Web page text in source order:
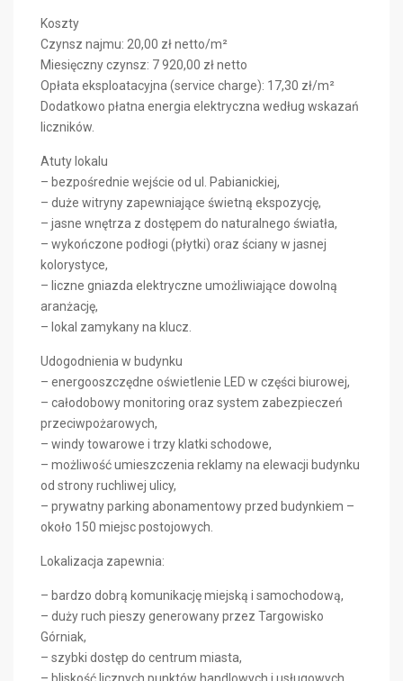
Koszty
Czynsz najmu: 20,00 zł netto/m²
Miesięczny czynsz: 7 920,00 zł netto
Opłata eksploatacyjna (service charge): 17,30 zł/m²
Dodatkowo płatna energia elektryczna według wskazań
liczników.
Atuty lokalu
– bezpośrednie wejście od ul. Pabianickiej,
– duże witryny zapewniające świetną ekspozycję,
– jasne wnętrza z dostępem do naturalnego światła,
– wykończone podłogi (płytki) oraz ściany w jasnej
kolorystyce,
– liczne gniazda elektryczne umożliwiające dowolną
aranżację,
– lokal zamykany na klucz.
Udogodnienia w budynku
– energooszczędne oświetlenie LED w części biurowej,
– całodobowy monitoring oraz system zabezpieczeń
przeciwpożarowych,
– windy towarowe i trzy klatki schodowe,
– możliwość umieszczenia reklamy na elewacji budynku
od strony ruchliwej ulicy,
– prywatny parking abonamentowy przed budynkiem –
około 150 miejsc postojowych.
Lokalizacja zapewnia:
– bardzo dobrą komunikację miejską i samochodową,
– duży ruch pieszy generowany przez Targowisko
Górniak,
– szybki dostęp do centrum miasta,
– bliskość licznych punktów handlowych i usługowych.